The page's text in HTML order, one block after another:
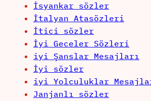
İsyankar sözler
İtalyan Atasözleri
İtici sözler
İyi Geceler Sözleri
iyi Şanslar Mesajları
İyi sözler
iyi Yolculuklar
Janjanlı sözler